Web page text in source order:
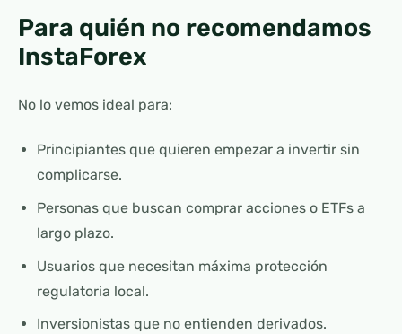
Para quién no recomendamos
InstaForex
No lo vemos ideal para:
Principiantes que quieren empezar a invertir sin
complicarse.
Personas que buscan comprar acciones o ETFs a
largo plazo.
Usuarios que necesitan máxima protección
regulatoria local.
Inversionistas que no entienden derivados.